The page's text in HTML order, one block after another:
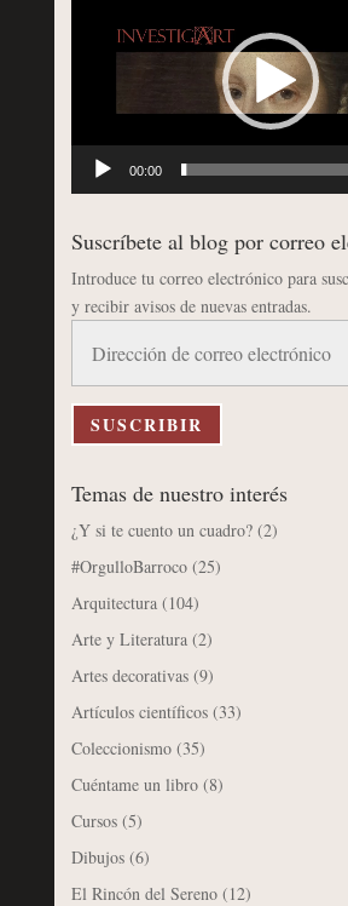
00:00
Suscríbete al blog por correo
Introduce tu correo electrónico para
y recibir avisos de nuevas entradas.
correo
electrónico
SUSCRIBIR
Temas de nuestro interés
¿Y si te cuento un cuadro?(2)
#OrgulloBarroco(25)
Arquitectura(104)
Arte y Literatura(2)
Artes decorativas(9)
Artículos científicos(33)
Coleccionismo(35)
Cuéntame un libro(8)
Cursos(5)
Dibujos(6)
El Rincón del Sereno(12)